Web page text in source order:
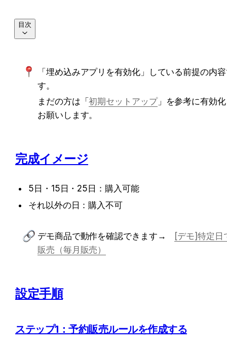
「埋め込みアプリを有効化」している前提の内
す。
まだの方は「初期セットアップ」を参考に有効
お願いします。
完成イメージ
5日・15日・25日：購入可能
それ以外の日：購入不可
デモ商品で動作を確認できます→
[デモ]特定日
販売（毎月販売）
設定手順
ステップ1：予約販売ルールを作成する
目次